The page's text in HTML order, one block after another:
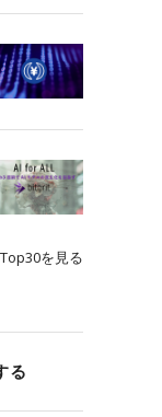
Top30を見る
る